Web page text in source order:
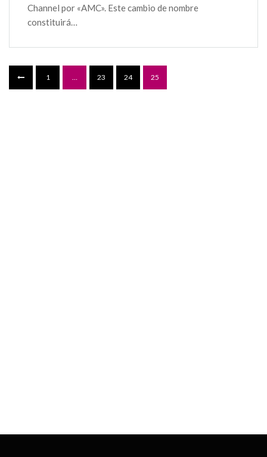
Channel por «AMC». Este cambio de nombre
constituirá…
1 … 23 24 25